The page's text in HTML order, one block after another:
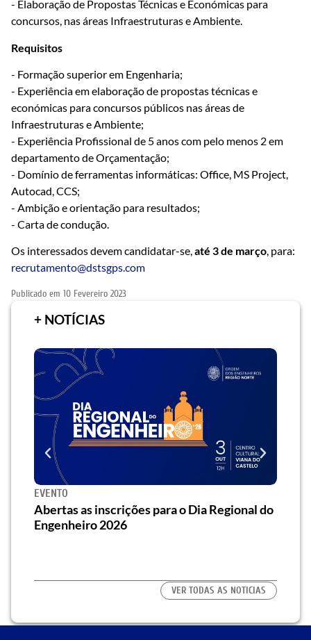
- Elaboração de Propostas Técnicas e Económicas para
concursos, nas áreas Infraestruturas e Ambiente.
Requisitos
- Formação superior em Engenharia;
- Experiência em elaboração de propostas técnicas e
económicas para concursos públicos nas áreas de
Infraestruturas e Ambiente;
- Experiência Profissional de 5 anos com pelo menos 2 em
departamento de Orçamentação;
- Domínio de ferramentas informáticas: Office, MS Project,
Autocad, CCS;
- Ambição e orientação para resultados;
- Carta de condução.
Os interessados devem candidatar-se,até 3 de março, para:
recrutamento@dstsgps.com
Publicado em 10 Fevereiro 2023
+ NOTÍCIAS
EVENTO
Abertas as inscrições para o Dia Regional do
Engenheiro 2026
VER TODAS AS NOTICIAS